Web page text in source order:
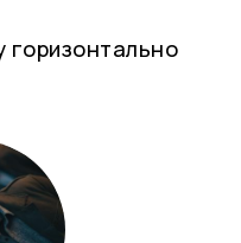
горизонтально